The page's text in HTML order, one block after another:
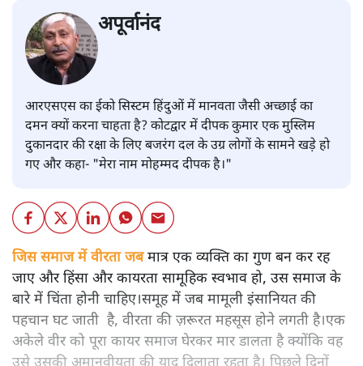
अपूर्वानंद
आरएसएस का ईको सिस्टम हिंदुओं में मानवता जैसी अच्छाई का
दमन क्यों करना चाहता है? कोटद्वार में दीपक कुमार एक मुस्लिम
दुकानदार की रक्षा के लिए बजरंग दल के उग्र लोगों के सामने खड़े हो
गए और कहा- "मेरा नाम मोहम्मद दीपक है।"
जिस समाज में वीरता जबमात्र एक व्यक्ति का गुण बन कर रह
जाए और हिंसा और कायरता सामूहिक स्वभाव हो, उस समाज के
बारे में चिंता होनी चाहिए।समूह में जब मामूली इंसानियत की
पहचान घट जाती है, वीरता की ज़रूरत महसूस होने लगती है।एक
अकेले वीर को पूरा कायर समाज घेरकर मार डालता है क्योंकि वह